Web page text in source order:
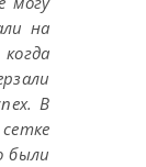
на
В
были